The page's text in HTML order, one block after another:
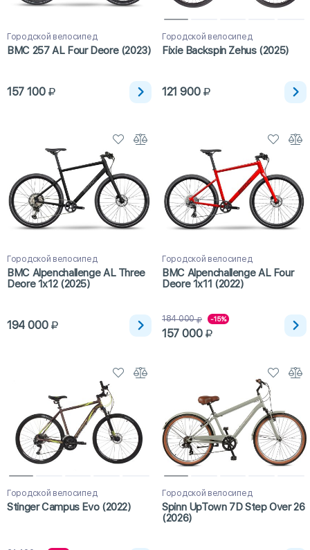
Городской велосипед
BMC 257 AL Four Deore (2023)
157 100
Городской велосипед
Fixie Backspin Zehus (2025)
121 900
Городской велосипед
BMC Alpenchallenge AL Three
Deore 1x12 (2025)
194 000
Городской велосипед
BMC Alpenchallenge AL Four
Deore 1x11 (2022)
184 000 -15%
157 000
Городской велосипед
Stinger Campus Evo (2022)
Городской велосипед
Spinn UpTown 7D Step Over 26
(2026)